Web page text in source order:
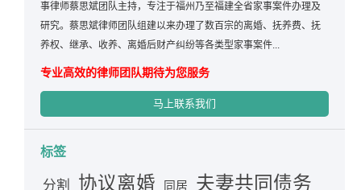
事律师蔡思斌团队主持，专注于福州乃至福建全省家事案件办理及
研究。蔡思斌律师团队组建以来办理了数百宗的离婚、抚养费、抚
养权、继承、收养、离婚后财产纠纷等各类型家事案件...
专业高效的律师团队期待为您服务
马上联系我们
标签
分割 协议离婚 同居 夫妻共同债务